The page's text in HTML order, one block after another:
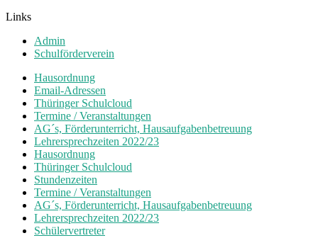
Links
Admin
Schulförderverein
Hausordnung
Email-Adressen
Thüringer Schulcloud
Termine / Veranstaltungen
AG´s, Förderunterricht, Hausaufgabenbetreuung
Lehrersprechzeiten 2022/23
Hausordnung
Thüringer Schulcloud
Stundenzeiten
Termine / Veranstaltungen
AG´s, Förderunterricht, Hausaufgabenbetreuung
Lehrersprechzeiten 2022/23
Schülervertreter